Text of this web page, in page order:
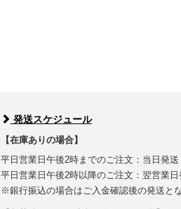
発送スケジュール
【在庫ありの場合】
平日営業日午後2時までのご注文：当日発送
平日営業日午後2時以降のご注文：翌営業日
※銀行振込の場合はご入金確認後の発送とな